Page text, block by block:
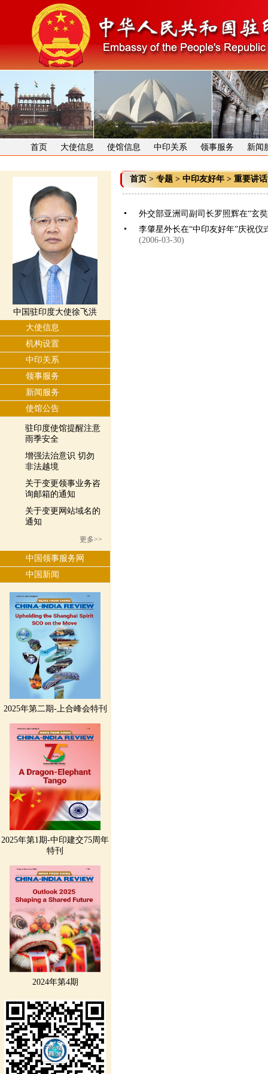
首页 大使信息 使馆信息 中印关系 领事服务 新闻
中国驻印度大使徐飞洪
大使信息
机构设置
中印关系
领事服务
新闻服务
使馆公告
驻印度使馆提醒注意
雨季安全
增强法治意识 切勿
非法越境
关于变更领事业务咨
询邮箱的通知
关于变更网站域名的
通知
更多>>
中国领事服务网
中国新闻
2025年第二期-上合峰会特刊
2025年第1期-中印建交75周年
特刊
2024年第4期
首页 > 专题 > 中印友好年 > 重要讲话
外交部亚洲司副司长罗照辉在“玄
李肇星外长在“中印友好年”庆祝
(2006-03-30)